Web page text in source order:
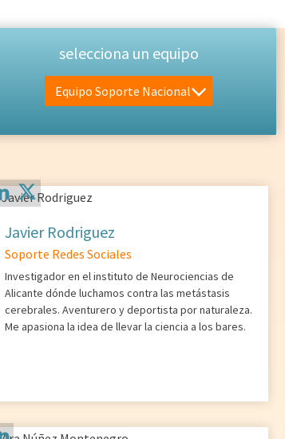
selecciona un equipo
Equipo Soporte Nacional
Javier Rodriguez
Soporte Redes Sociales
Investigador en el instituto de Neurociencias de
Alicante dónde luchamos contra las metástasis
cerebrales. Aventurero y deportista por naturaleza.
Me apasiona la idea de llevar la ciencia a los bares.